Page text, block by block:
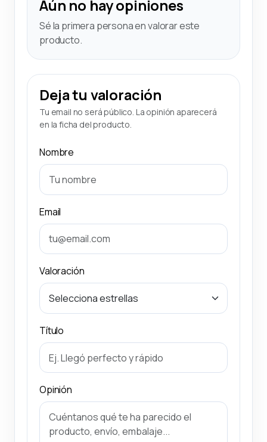
Aún no hay opiniones
Sé la primera persona en valorar este
producto.
Deja tu valoración
Tu email no será público. La opinión aparecerá
en la ficha del producto.
Nombre
Email
Valoración
Título
Opinión